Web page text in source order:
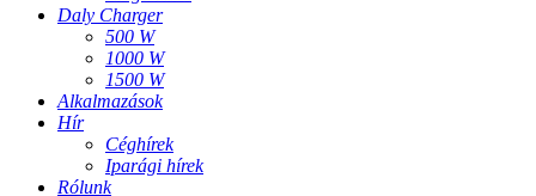
Daly Charger
500 W
1000 W
1500 W
Alkalmazások
Hír
Céghírek
Iparági hírek
Rólunk